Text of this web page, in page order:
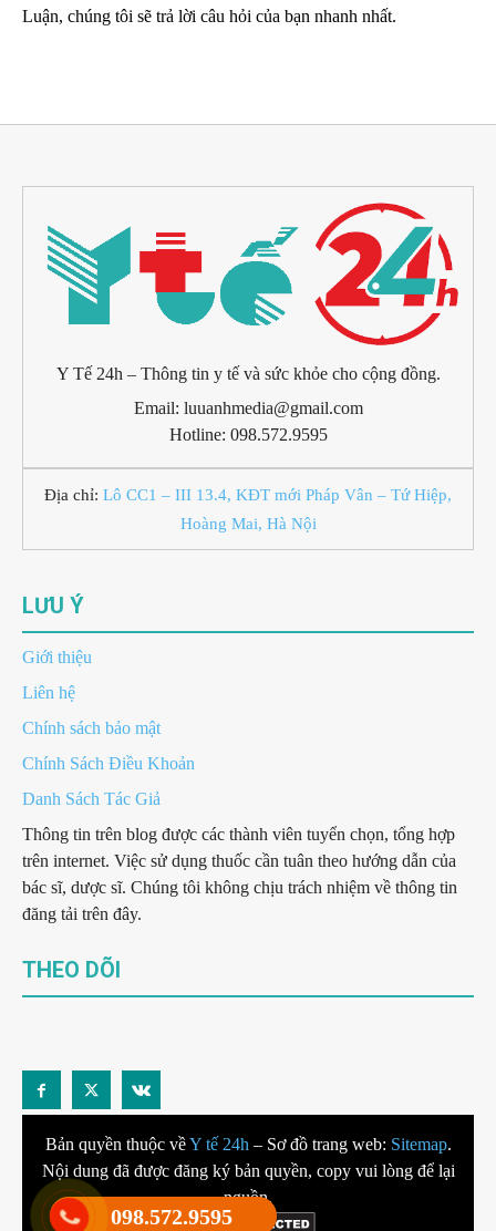
Luận, chúng tôi sẽ trả lời câu hỏi của bạn nhanh nhất.
Y Tế 24h – Thông tin y tế và sức khỏe cho cộng đồng.
Email: luuanhmedia@gmail.com
Hotline: 098.572.9595
Địa chỉ: Lô CC1 – III 13.4, KĐT mới Pháp Vân – Tứ Hiệp,
Hoàng Mai, Hà Nội
LƯU Ý
Giới thiệu
Liên hệ
Chính sách bảo mật
Chính Sách Điều Khoản
Danh Sách Tác Giả
Thông tin trên blog được các thành viên tuyển chọn, tổng hợp
trên internet. Việc sử dụng thuốc cần tuân theo hướng dẫn của
bác sĩ, dược sĩ. Chúng tôi không chịu trách nhiệm về thông tin
đăng tải trên đây.
THEO DÕI
Bản quyền thuộc vềY tế 24h – Sơ đồ trang web: Sitemap.
Nội dung đã được đăng ký bản quyền, copy vui lòng để lại
nguồn.
098.572.9595